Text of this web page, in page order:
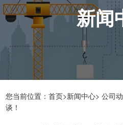
新闻
您当前位置：首页>新闻中心> 公司
谈！